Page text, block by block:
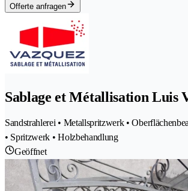
Offerte anfragen
Sablage et Métallisation Luis
Sandstrahlerei • Metallspritzwerk •
• Spritzwerk • Holzbehandlung
Geöffnet